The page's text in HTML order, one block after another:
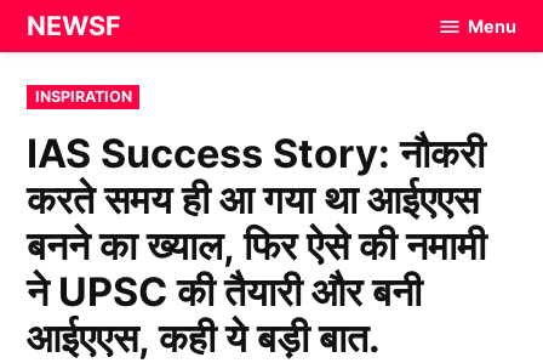
Skip
to
content
NEWSF Menu
POSTED
IN
INSPIRATION
IAS Success Story: नौकरी
करते समय ही आ गया था आईएएस
बनने का ख्याल, फिर ऐसे की नमामी
ने UPSC की तैयारी और बनी
आईएएस, कही ये बड़ी बात.